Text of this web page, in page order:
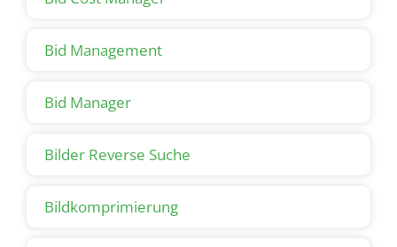
Bid Management
Bid Manager
Bilder Reverse Suche
Bildkomprimierung